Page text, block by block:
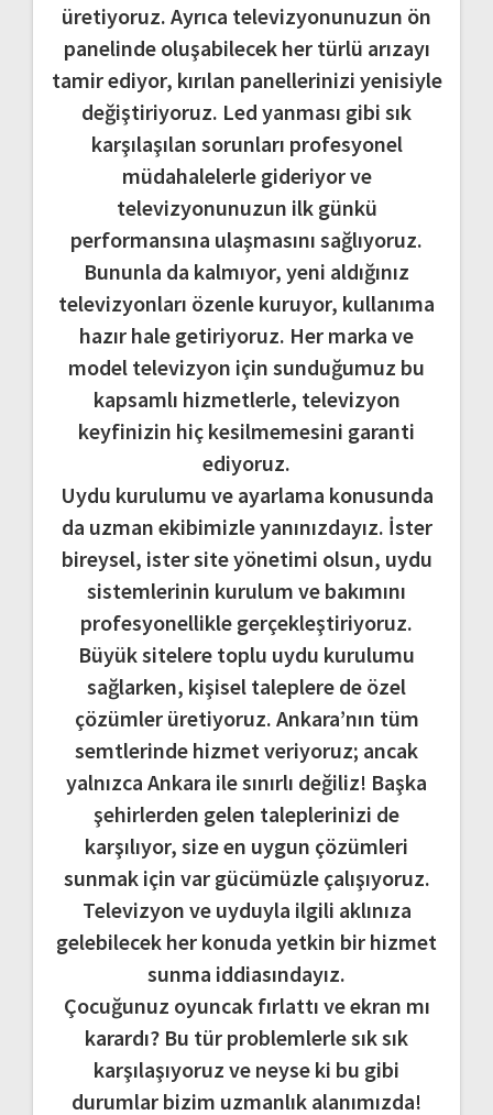
üretiyoruz. Ayrıca televizyonunuzun ön
panelinde oluşabilecek her türlü arızayı
tamir ediyor, kırılan panellerinizi yenisiyle
değiştiriyoruz. Led yanması gibi sık
karşılaşılan sorunları profesyonel
müdahalelerle gideriyor ve
televizyonunuzun ilk günkü
performansına ulaşmasını sağlıyoruz.
Bununla da kalmıyor, yeni aldığınız
televizyonları özenle kuruyor, kullanıma
hazır hale getiriyoruz. Her marka ve
model televizyon için sunduğumuz bu
kapsamlı hizmetlerle, televizyon
keyfinizin hiç kesilmemesini garanti
ediyoruz.
Uydu kurulumu ve ayarlama konusunda
da uzman ekibimizle yanınızdayız. İster
bireysel, ister site yönetimi olsun, uydu
sistemlerinin kurulum ve bakımını
profesyonellikle gerçekleştiriyoruz.
Büyük sitelere toplu uydu kurulumu
sağlarken, kişisel taleplere de özel
çözümler üretiyoruz. Ankara’nın tüm
semtlerinde hizmet veriyoruz; ancak
yalnızca Ankara ile sınırlı değiliz! Başka
şehirlerden gelen taleplerinizi de
karşılıyor, size en uygun çözümleri
sunmak için var gücümüzle çalışıyoruz.
Televizyon ve uyduyla ilgili aklınıza
gelebilecek her konuda yetkin bir hizmet
sunma iddiasındayız.
Çocuğunuz oyuncak fırlattı ve ekran mı
karardı? Bu tür problemlerle sık sık
karşılaşıyoruz ve neyse ki bu gibi
durumlar bizim uzmanlık alanımızda!